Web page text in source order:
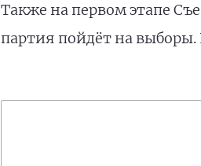
Также на первом этапе
партия пойдёт на выборы.